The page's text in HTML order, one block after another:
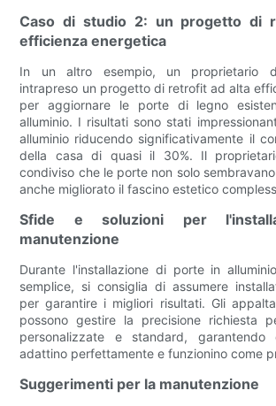
Caso di studio 2: un progetto di
efficienza energetica
In un altro esempio, un proprietario
intrapreso un progetto di retrofit ad alta
per aggiornare le porte di legno
alluminio. I risultati sono stati
alluminio riducendo significativamente il
della casa di quasi il 30%. Il
condiviso che le porte non solo sembravano
anche migliorato il fascino estetico
Sfide e soluzioni per
manutenzione
Durante l'installazione di porte in
semplice, si consiglia di assumere
per garantire i migliori risultati. Gli
possono gestire la precisione richiesta
personalizzate e standard,
adattino perfettamente e funzionino come
Suggerimenti per la manutenzione